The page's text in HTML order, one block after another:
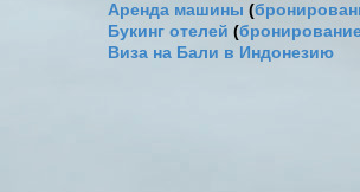
Аренда машины (
Букинг отелей (
Виза на Бали в Индонезию